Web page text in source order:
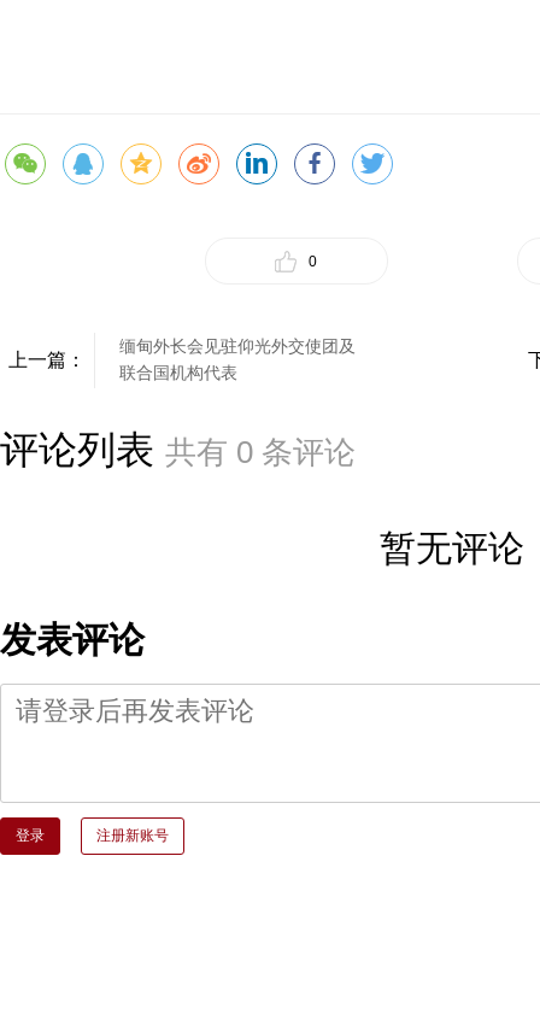
0
上一篇：
缅甸外长会见驻仰光外交使团及
联合国机构代表
评论列表 共有 0 条评论
暂无评论
发表评论
登录 注册新账号